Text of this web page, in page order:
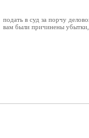
подать в суд за порчу
вам были причинены